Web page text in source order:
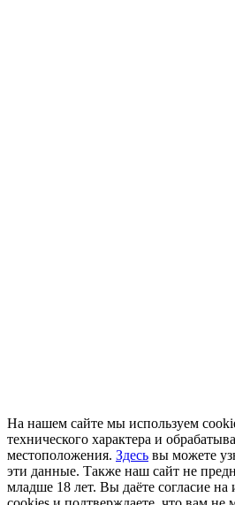
На нашем сайте мы используем
технического характера и
местоположения. Здесь вы можете
эти данные. Также наш сайт не
младше 18 лет. Вы даёте согласие на